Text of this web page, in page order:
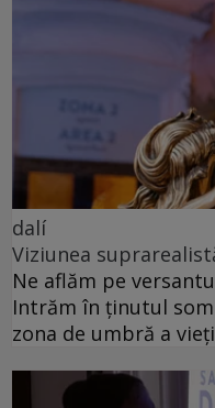
dalí
Viziunea
Ne aflăm pe
Intrăm în ținutul
zona de umbră a